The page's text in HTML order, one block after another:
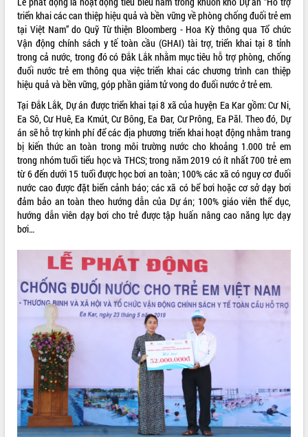
Nam Anh hùng” và trao Huân chương
Lao động
UBND tỉnh Đắk Lắk triển khai nhiệm
vụ 6 tháng cuối năm 2026
Kỳ họp thứ Hai, Hội đồng nhân dân
tỉnh khóa XI quyết nghị nhiều nội dung
quan trọng
Bí thư Tỉnh ủy Lương Nguyễn Minh
Triết thăm, tặng quà người có công với
cách mạng
Rà soát, hoàn thiện hệ thống thiết chế
văn hóa, thể thao đáp ứng yêu cầu
phát triển mới
Thường trực HĐND tỉnh Đắk Lắk gặp
mặt Đoàn chuyên gia y tế TP. Hồ Chí
Minh
Lễ truy điệu và an táng hài cốt liệt sĩ
tại Nghĩa trang Liệt sĩ xã Sơn Hòa
Bàn giải pháp tháo gỡ khó khăn trong
xuất khẩu sầu riêng và triển khai quy
định EUDR
Thứ trưởng Bộ Nông nghiệp và Môi
trường Nguyễn Hoàng Hiệp khảo sát
vùng trồng và doanh nghiệp đóng gói
sầu riêng tại Đắk Lắk
Trình diễn nghệ thuật chế biến các
món ăn từ sầu riêng
Đắk Lắk công bố Quy hoạch và xúc
tiến đầu tư tỉnh
ALBUM ẢNH
LIÊN KẾT WEB
13926
Tất cả: 66099594
triển khai các can thiệp hiệu quả và bền vững về phòng chống đuối trẻ em
tại Việt Nam” do Quỹ Từ thiện Bloomberg - Hoa Kỳ thông qua Tổ chức
Vận động chính sách y tế toàn cầu (GHAI) tài trợ, triển khai tại 8 tỉnh
trong cả nước, trong đó có Đắk Lắk nhằm mục tiêu hỗ trợ phòng, chống
đuối nước trẻ em thông qua việc triển khai các chương trình can thiệp
hiệu quả và bền vững, góp phần giảm tử vong do đuối nước ở trẻ em.
Tại Đắk Lắk, Dự án được triển khai tại 8 xã của huyện Ea Kar gồm: Cư Ni,
Ea Sô, Cư Huê, Ea Kmút, Cư Bông, Ea Đar, Cư Prông, Ea Păl. Theo đó, Dự
án sẽ hỗ trợ kinh phí để các địa phương triển khai hoạt động nhằm trang
bị kiến thức an toàn trong môi trường nước cho khoảng 1.000 trẻ em
trong nhóm tuổi tiểu học và THCS; trong năm 2019 có ít nhất 700 trẻ em
từ 6 đến dưới 15 tuổi được học bơi an toàn; 100% các xã có nguy cơ đuối
nước cao được đặt biển cảnh báo; các xã có bể bơi hoặc cơ sở dạy bơi
đảm bảo an toàn theo hướng dẫn của Dự án; 100% giáo viên thể dục,
hướng dẫn viên dạy bơi cho trẻ được tập huấn nâng cao năng lực dạy
bơi…